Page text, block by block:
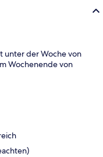
unter der Woche von
Wochenende von